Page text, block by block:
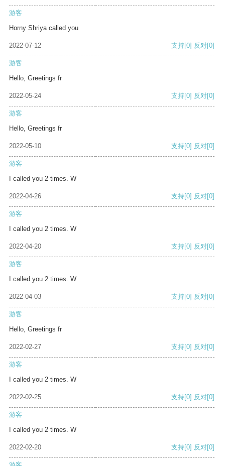
游客
Horny Shriya called you
2022-07-12 支持[0] 反对[0]
游客
Hello, Greetings fr
2022-05-24 支持[0] 反对[0]
游客
Hello, Greetings fr
2022-05-10 支持[0] 反对[0]
游客
I called you 2 times. W
2022-04-26 支持[0] 反对[0]
游客
I called you 2 times. W
2022-04-20 支持[0] 反对[0]
游客
I called you 2 times. W
2022-04-03 支持[0] 反对[0]
游客
Hello, Greetings fr
2022-02-27 支持[0] 反对[0]
游客
I called you 2 times. W
2022-02-25 支持[0] 反对[0]
游客
I called you 2 times. W
2022-02-20 支持[0] 反对[0]